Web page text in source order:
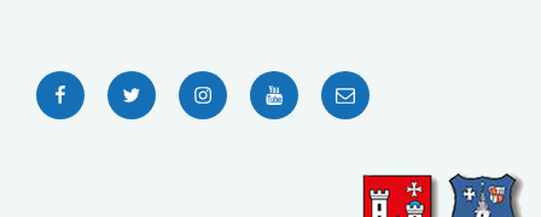
FacebookTwitter InstagramYouTubeE-
Mail